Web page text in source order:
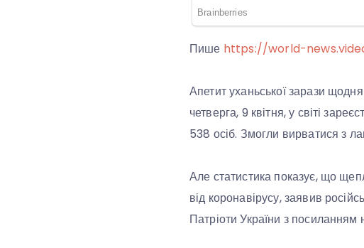
Пише https://world-
Апетит уханьської зарази
четверга, 9 квітня, у світі
538 осіб. Змогли вирватися з
Але статистика показує, що
від коронавірусу, заявив
Патріоти України з посиланням